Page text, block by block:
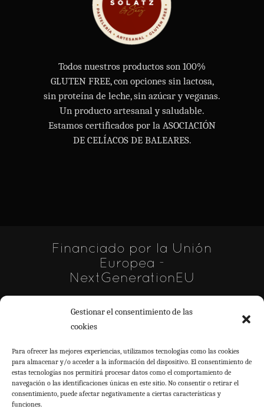
Gestionar el consentimiento de las
cookies
Para ofrecer las mejores experiencias, utilizamos tecnologías como las cookies
para almacenar y/o acceder a la información del dispositivo. El consentimiento de
estas tecnologías nos permitirá procesar datos como el comportamiento de
navegación o las identificaciones únicas en este sitio. No consentir o retirar el
consentimiento, puede afectar negativamente a ciertas características y
funciones.
Todos nuestros productos son 100%
GLUTEN FREE, con opciones sin lactosa,
sin proteína de leche, sin azúcar y veganas.
Un producto artesanal y saludable.
Estamos certificados por la ASOCIACIÓN
DE CELÍACOS DE BALEARES.
Financiado por la Unión
Europea -
NextGenerationEU